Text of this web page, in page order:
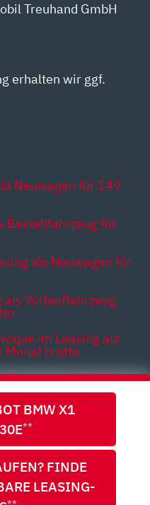
BMW X1
**
FINDE
LEASING-
Treuhand GmbH
erhalten wir ggf.
Neuwagen für 149
Bestellfahrzeug für
als Neuwagen für
als Vorlauffahrzeug
im Leasing als
Monat brutto
Neuwagen für 149